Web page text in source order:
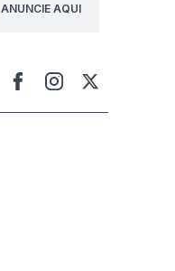
ANUNCIE AQUI